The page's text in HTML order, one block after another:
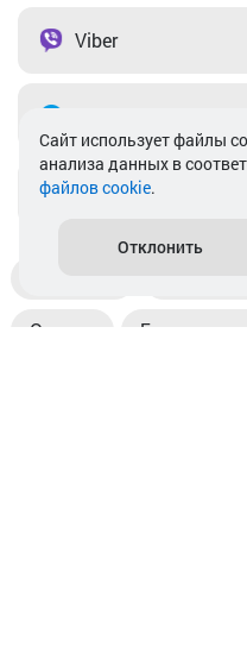
Viber
info@akkamulik.by
Пункты
Оплата
Cайт использует файлы
анализа данных в
файлов cookie.
Отклонить